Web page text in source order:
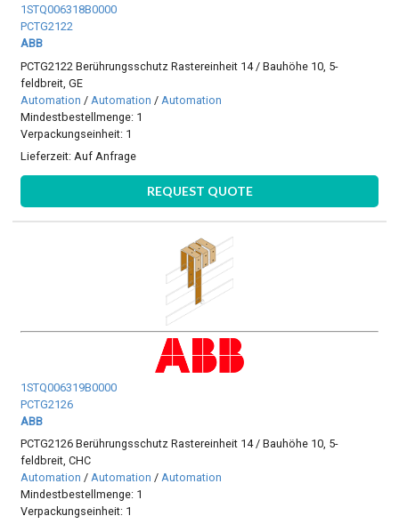
1STQ006318B0000
PCTG2122
ABB
PCTG2122 Berührungsschutz Rastereinheit 14 / Bauhöhe 10, 5-
feldbreit, GE
Automation / Automation / Automation
Mindestbestellmenge: 1
Verpackungseinheit: 1
Lieferzeit: Auf Anfrage
REQUEST QUOTE
1STQ006319B0000
PCTG2126
ABB
PCTG2126 Berührungsschutz Rastereinheit 14 / Bauhöhe 10, 5-
feldbreit, CHC
Automation /Automation /Automation
Mindestbestellmenge: 1
Verpackungseinheit: 1